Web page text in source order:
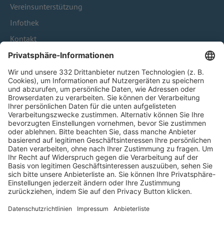
Vereinsunterstützung
Infothek
Kontakt
HÄUFIG BESUCHTE SEITEN
Pässe und Vereinswechsel
Trainerausbildung
Schulungsangebot Vereinsmitarbeiter
BFV-Geschäftsstellen
Trainerbörse
Login SpielPlus
FOLGE DEM BFV